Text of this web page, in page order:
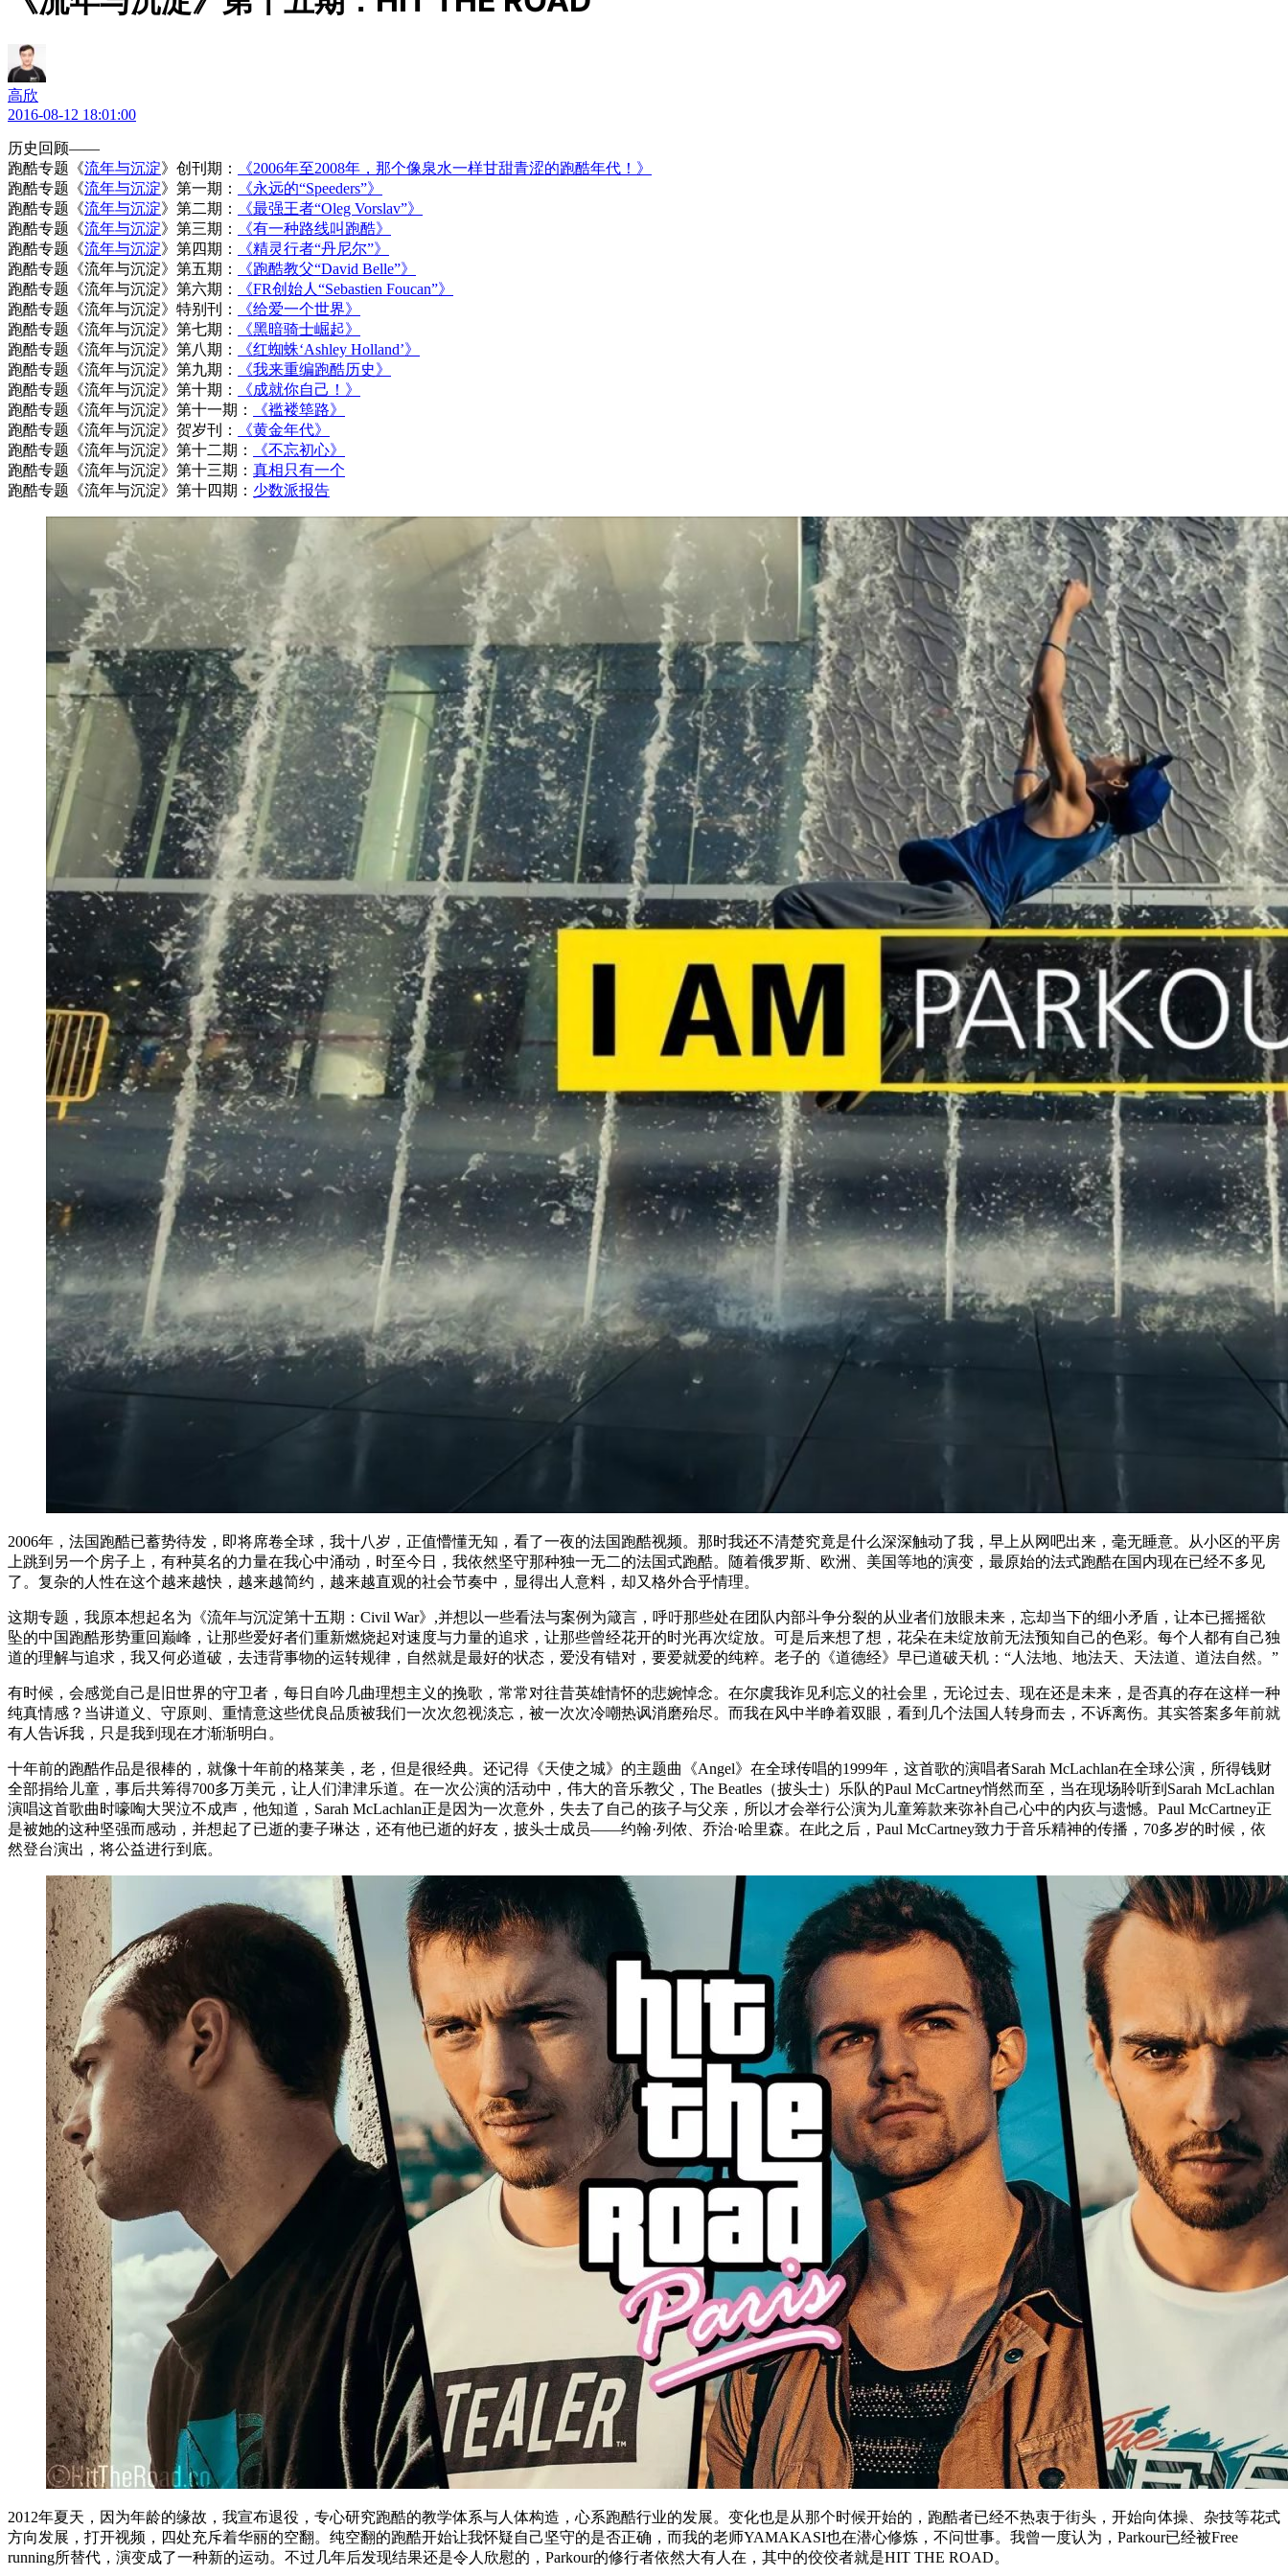
高欣
2016-08-12 18:01:00
历史回顾——
跑酷专题《流年与沉淀》创刊期：
《2006年至2008年，那个像泉水一样甘甜青涩的跑酷年代！》
跑酷专题《流年与沉淀》第一期：
《永远的“Speeders”》
跑酷专题《流年与沉淀》第二期：
《最强王者“Oleg Vorslav”》
跑酷专题《流年与沉淀》第三期：
《有一种路线叫跑酷》
跑酷专题《流年与沉淀》第四期：
《精灵行者“丹尼尔”》
跑酷专题《流年与沉淀》第五期：
《跑酷教父“David Belle”》
跑酷专题《流年与沉淀》第六期：
《FR创始人“Sebastien Foucan”》
跑酷专题《流年与沉淀》特别刊：
《给爱一个世界》
跑酷专题《流年与沉淀》第七期：
《黑暗骑士崛起》
跑酷专题《流年与沉淀》第八期：
《红蜘蛛‘Ashley Holland’》
跑酷专题《流年与沉淀》第九期：
《我来重编跑酷历史》
跑酷专题《流年与沉淀》第十期：
《成就你自己！》
跑酷专题《流年与沉淀》第十一期：
《褴褛筚路》
跑酷专题《流年与沉淀》贺岁刊：
《黄金年代》
跑酷专题《流年与沉淀》第十二期：
《不忘初心》
跑酷专题《流年与沉淀》第十三期： 真相只有一个
跑酷专题《流年与沉淀》第十四期： 少数派报告
2006年，法国跑酷已蓄势待发，即将席卷全球，我十八岁，正值懵懂无知，看了一夜的法国跑酷视频。那时我还不清楚究竟是什么深深触动了我，早上从网吧出来，毫无睡意。从小区的平房
上跳到另一个房子上，有种莫名的力量在我心中涌动，时至今日，我依然坚守那种独一无二的法国式跑酷。随着俄罗斯、欧洲、美国等地的演变，最原始的法式跑酷在国内现在已经不多见
了。复杂的人性在这个越来越快，越来越简约，越来越直观的社会节奏中，显得出人意料，却又格外合乎情理。
这期专题，我原本想起名为《流年与沉淀第十五期：Civil War》,并想以一些看法与案例为箴言，呼吁那些处在团队内部斗争分裂的从业者们放眼未来，忘却当下的细小矛盾，让本已摇摇欲
坠的中国跑酷形势重回巅峰，让那些爱好者们重新燃烧起对速度与力量的追求，让那些曾经花开的时光再次绽放。可是后来想了想，花朵在未绽放前无法预知自己的色彩。每个人都有自己独
道的理解与追求，我又何必道破，去违背事物的运转规律，自然就是最好的状态，爱没有错对，要爱就爱的纯粹。老子的《道德经》早已道破天机：“人法地、地法天、天法道、道法自然。”
有时候，会感觉自己是旧世界的守卫者，每日自吟几曲理想主义的挽歌，常常对往昔英雄情怀的悲婉悼念。在尔虞我诈见利忘义的社会里，无论过去、现在还是未来，是否真的存在这样一种
纯真情感？当讲道义、守原则、重情意这些优良品质被我们一次次忽视淡忘，被一次次冷嘲热讽消磨殆尽。而我在风中半睁着双眼，看到几个法国人转身而去，不诉离伤。其实答案多年前就
有人告诉我，只是我到现在才渐渐明白。
十年前的跑酷作品是很棒的，就像十年前的格莱美，老，但是很经典。还记得《天使之城》的主题曲《Angel》在全球传唱的1999年，这首歌的演唱者Sarah McLachlan在全球公演，所得钱财
全部捐给儿童，事后共筹得700多万美元，让人们津津乐道。在一次公演的活动中，伟大的音乐教父，The Beatles（披头士）乐队的Paul McCartney悄然而至，当在现场聆听到Sarah McLachlan
演唱这首歌曲时嚎啕大哭泣不成声，他知道，Sarah McLachlan正是因为一次意外，失去了自己的孩子与父亲，所以才会举行公演为儿童筹款来弥补自己心中的内疚与遗憾。Paul McCartney正
是被她的这种坚强而感动，并想起了已逝的妻子琳达，还有他已逝的好友，披头士成员——约翰·列侬、乔治·哈里森。在此之后，Paul McCartney致力于音乐精神的传播，70多岁的时候，依
然登台演出，将公益进行到底。
2012年夏天，因为年龄的缘故，我宣布退役，专心研究跑酷的教学体系与人体构造，心系跑酷行业的发展。变化也是从那个时候开始的，跑酷者已经不热衷于街头，开始向体操、杂技等花式
方向发展，打开视频，四处充斥着华丽的空翻。纯空翻的跑酷开始让我怀疑自己坚守的是否正确，而我的老师YAMAKASI也在潜心修炼，不问世事。我曾一度认为，Parkour已经被Free
running所替代，演变成了一种新的运动。不过几年后发现结果还是令人欣慰的，Parkour的修行者依然大有人在，其中的佼佼者就是HIT THE ROAD。